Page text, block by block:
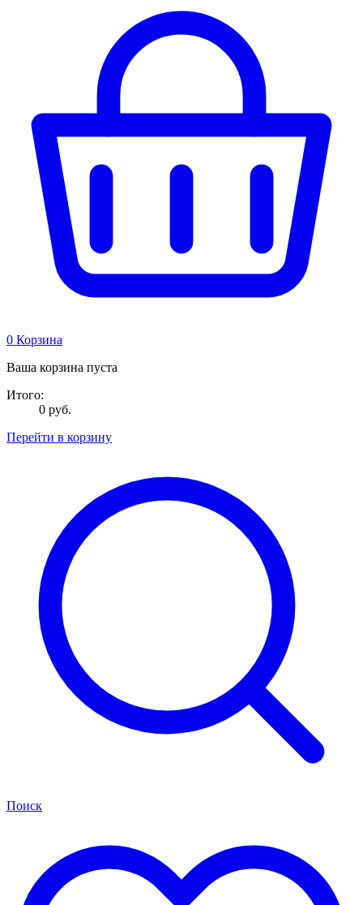
0 Корзина
Ваша корзина пуста
Итого:
0 руб.
Перейти в корзину
Поиск